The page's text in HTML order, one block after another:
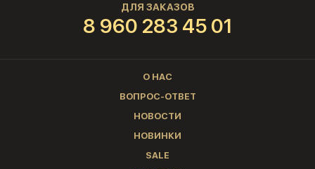
ДЛЯ ЗАКАЗОВ
8 960 283 45 01
О НАС
ВОПРОС-ОТВЕТ
НОВОСТИ
НОВИНКИ
SALE